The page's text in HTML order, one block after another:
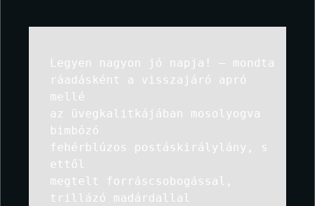
Legyen nagyon jó napja! – mondta
ráadásként a visszajáró apró
mellé
az üvegkalitkájában mosolyogva
bimbózó
fehérblúzos postáskirálylány, s
ettől
megtelt forráscsobogással,
trillázó madárdallal